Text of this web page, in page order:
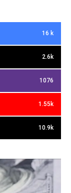
16 k
2.6k
1076
1.55k
10.9k